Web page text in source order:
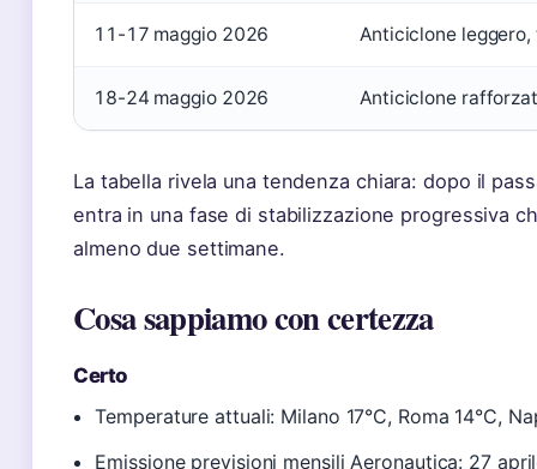
11-17 maggio 2026 Anticiclone
18-24 maggio 2026 Anticiclone
La tabella rivela una tendenza chiara: dopo il
entra in una fase di stabilizzazione progressiva
almeno due settimane.
Cosa sappiamo con certezza
Certo
Temperature attuali: Milano 17°C, Roma 14°C,
Emissione previsioni mensili Aeronautica: 27